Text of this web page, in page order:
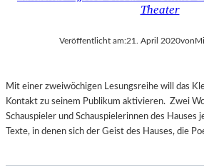
Theater
Veröffentlicht am:21. April 2020von
Mit einer zweiwöchigen Lesungsreihe will das
Kontakt zu seinem Publikum aktivieren. Zwei
Schauspieler und Schauspielerinnen des Hauses
Texte, in denen sich der Geist des Hauses, die